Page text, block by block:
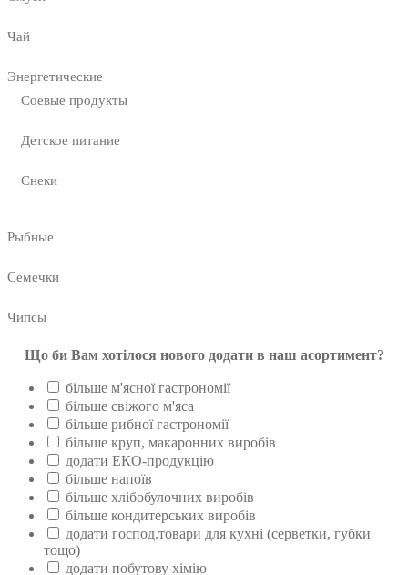
Чай
Энергетические
Соевые продукты
Детское питание
Снеки
Рыбные
Семечки
Чипсы
Що би Вам хотілося нового додати в наш асортимент?
більше м'ясної гастрономії
більше свіжого м'яса
більше рибної гастрономії
більше круп, макаронних виробів
додати ЕКО-продукцію
більше напоїв
більше хлібобулочних виробів
більше кондитерських виробів
додати господ.товари для кухні (серветки, губки
тощо)
додати побутову хімію